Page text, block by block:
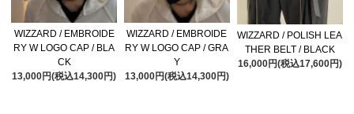
WIZZARD / EMBROIDE
RY W LOGO CAP / BLA
CK
13,000円(税込14,300円)
WIZZARD / EMBROIDE
RY W LOGO CAP / GRA
Y
13,000円(税込14,300円)
WIZZARD / POLISH LEA
THER BELT / BLACK
16,000円(税込17,600円)